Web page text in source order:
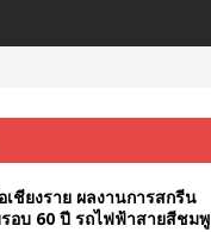
เชียงราย ผลงานการสกรีน
รอบ 60 ปี รถไฟฟ้าสายสีชมพู